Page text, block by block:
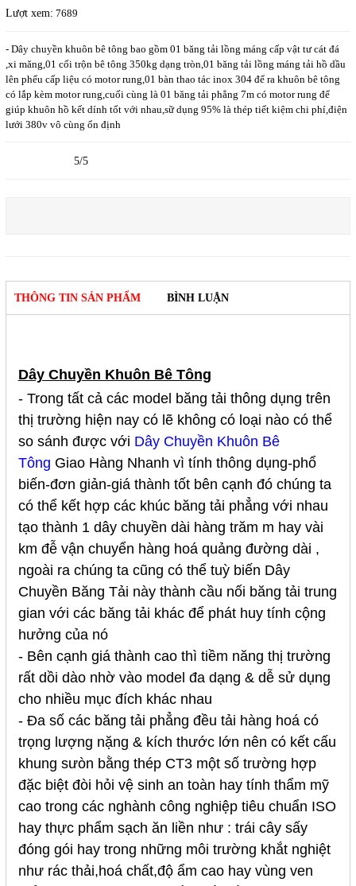
Lượt xem: 7689
- Dây chuyền khuôn bê tông bao gồm 01 băng tải lồng máng cấp vật tư cát đá
,xi măng,01 cối trộn bê tông 350kg dạng tròn,01 băng tải lồng máng tải hồ dầu
lên phểu cấp liệu có motor rung,01 bàn thao tác inox 304 để ra khuôn bê tông
có lắp kèm motor rung,cuối cùng là 01 băng tải phẳng 7m có motor rung để
giúp khuôn hồ kết dính tốt với nhau,sữ dụng 95% là thép tiết kiệm chi phí,điện
lưới 380v vô cùng ổn định
5/5
THÔNG TIN SẢN PHẨM BÌNH LUẬN
Dây Chuyền Khuôn Bê Tông
- Trong tất cả các model băng tải thông dụng trên
thị trường hiện nay có lẽ không có loại nào có thể
so sánh được với Dây Chuyền Khuôn Bê
Tông Giao Hàng Nhanh vì tính thông dụng-phổ
biến-đơn giản-giá thành tốt bên cạnh đó chúng ta
có thể kết hợp các khúc băng tải phẳng với nhau
tạo thành 1 dây chuyền dài hàng trăm m hay vài
km đễ vận chuyển hàng hoá quảng đường dài ,
ngoài ra chúng ta cũng có thể tuỳ biến Dây
Chuyền Băng Tải này thành cầu nối băng tải trung
gian với các băng tải khác để phát huy tính cộng
hưởng của nó
- Bên cạnh giá thành cao thì tiềm năng thị trường
rất dồi dào nhờ vào model đa dạng & dễ sử dụng
cho nhiều mục đích khác nhau
- Đa số các băng tải phẳng đều tải hàng hoá có
trọng lượng nặng & kích thước lớn nên có kết cấu
khung sưòn bằng thép CT3 một số trường hợp
đặc biệt đòi hỏi vệ sinh an toàn hay tính thẩm mỹ
cao trong các nghành công nghiệp tiêu chuẩn ISO
hay thực phẩm sạch ăn liền như : trái cây sấy
đóng gói hay trong những môi trường khắt nghiệt
như rác thải,hoá chất,độ ẩm cao hay vùng ven